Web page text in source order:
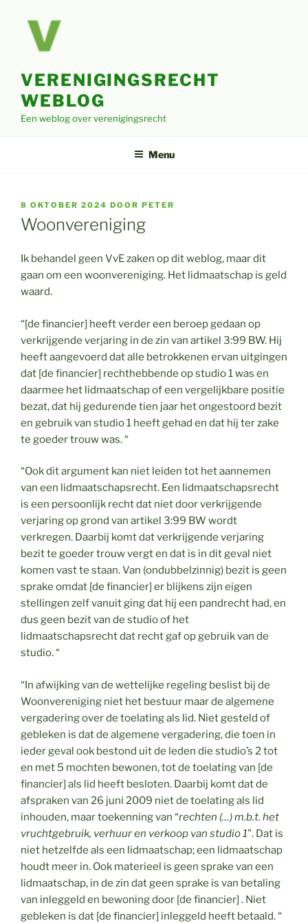
VERENIGINGSRECHT
WEBLOG
Een weblog over verenigingsrecht
Menu
GEPLAATST
OP
8 OKTOBER 2024 DOOR PETER
Woonvereniging
Ik behandel geen VvE zaken op dit weblog, maar dit
gaan om een woonvereniging. Het lidmaatschap is geld
waard.
“[de financier] heeft verder een beroep gedaan op
verkrijgende verjaring in de zin van artikel 3:99 BW. Hij
heeft aangevoerd dat alle betrokkenen ervan uitgingen
dat [de financier] rechthebbende op studio 1 was en
daarmee het lidmaatschap of een vergelijkbare positie
bezat, dat hij gedurende tien jaar het ongestoord bezit
en gebruik van studio 1 heeft gehad en dat hij ter zake
te goeder trouw was. “
“Ook dit argument kan niet leiden tot het aannemen
van een lidmaatschapsrecht. Een lidmaatschapsrecht
is een persoonlijk recht dat niet door verkrijgende
verjaring op grond van artikel 3:99 BW wordt
verkregen. Daarbij komt dat verkrijgende verjaring
bezit te goeder trouw vergt en dat is in dit geval niet
komen vast te staan. Van (ondubbelzinnig) bezit is geen
sprake omdat [de financier] er blijkens zijn eigen
stellingen zelf vanuit ging dat hij een pandrecht had, en
dus geen bezit van de studio of het
lidmaatschapsrecht dat recht gaf op gebruik van de
studio. “
“In afwijking van de wettelijke regeling beslist bij de
Woonvereniging niet het bestuur maar de algemene
vergadering over de toelating als lid. Niet gesteld of
gebleken is dat de algemene vergadering, die toen in
ieder geval ook bestond uit de leden die studio’s 2 tot
en met 5 mochten bewonen, tot de toelating van [de
financier] als lid heeft besloten. Daarbij komt dat de
afspraken van 26 juni 2009 niet de toelating als lid
inhouden, maar toekenning van “rechten (…) m.b.t. het
vruchtgebruik, verhuur en verkoop van studio 1”. Dat is
niet hetzelfde als een lidmaatschap; een lidmaatschap
houdt meer in. Ook materieel is geen sprake van een
lidmaatschap, in de zin dat geen sprake is van betaling
van inleggeld en bewoning door [de financier] . Niet
gebleken is dat [de financier] inleggeld heeft betaald. “